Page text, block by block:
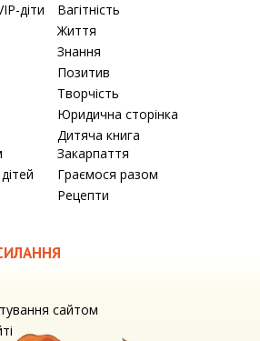
діти
Вагітність
Життя
Знання
Позитив
Творчість
Юридична сторінка
Дитяча книга
Закарпаття
Граємося разом
Рецепти
сайтом